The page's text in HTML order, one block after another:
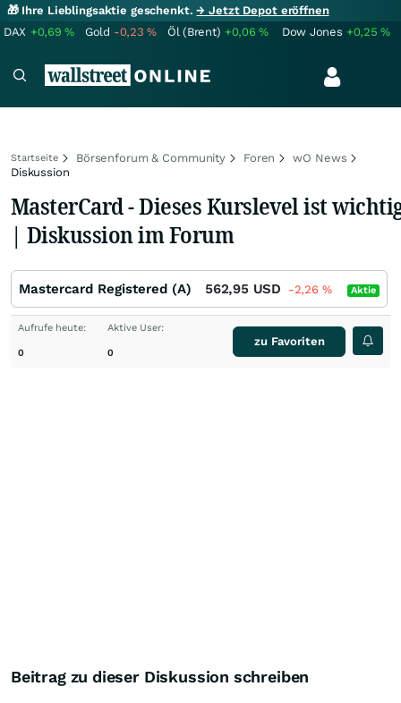
🎁 Ihre Lieblingsaktie geschenkt.→ Jetzt Depot eröffnen
DAX +0,69% Gold -0,23% Öl (Brent) +0,06% Dow Jones +0,25%
Startseite Börsenforum & Community Foren
wO News
Diskussion
MasterCard - Dieses Kurslevel ist
| Diskussion im Forum
Mastercard Registered (A) 562,95 USD -2,26 % Aktie
Aufrufe heute:
0
Aktive User:
0
zu Favoriten
Beitrag zu dieser Diskussion schreiben